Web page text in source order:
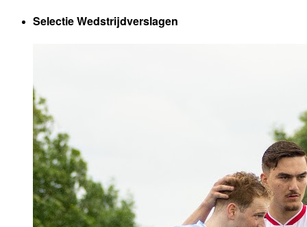
Selectie Wedstrijdverslagen